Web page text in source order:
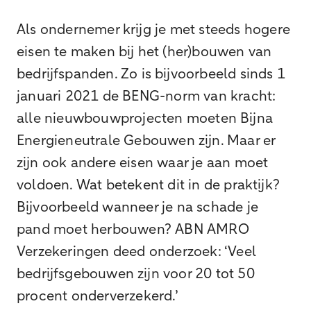
Als ondernemer krijg je met steeds hogere
eisen te maken bij het (her)bouwen van
bedrijfspanden. Zo is bijvoorbeeld sinds 1
januari 2021 de BENG-norm van kracht:
alle nieuwbouwprojecten moeten Bijna
Energieneutrale Gebouwen zijn. Maar er
zijn ook andere eisen waar je aan moet
voldoen. Wat betekent dit in de praktijk?
Bijvoorbeeld wanneer je na schade je
pand moet herbouwen? ABN AMRO
Verzekeringen deed onderzoek: ‘Veel
bedrijfsgebouwen zijn voor 20 tot 50
procent onderverzekerd.’